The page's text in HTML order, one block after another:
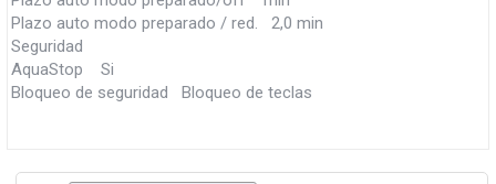
Plazo auto modo preparado / red. 2,0 min
Seguridad
AquaStop Si
Bloqueo de seguridad Bloqueo de teclas